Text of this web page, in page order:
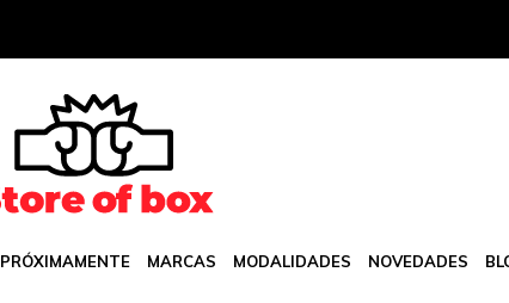
PRÓXIMAMENTE MARCAS MODALIDADES NOVEDADES